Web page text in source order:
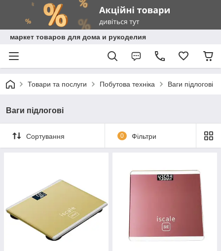
маркет товаров для дома и рукоделия
Товари та послуги Побутова техніка Ваги підлогові
Ваги підлогові
Сортування 0 Фільтри